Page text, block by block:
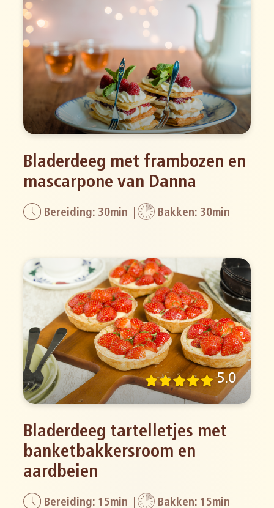
Bladerdeeg met frambozen en
mascarpone van Danna
Bereiding: 30min Bakken: 30min
5.0
Bladerdeeg tartelletjes met
banketbakkersroom en
aardbeien
Bereiding: 15min Bakken: 15min